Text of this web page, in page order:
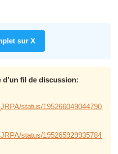
sur X
d’un fil de discussion:
status/195266049044790
status/195265929935784